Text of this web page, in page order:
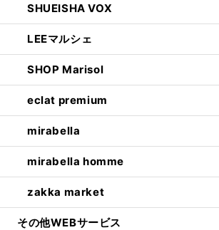
SHUEISHA VOX
LEEマルシェ
SHOP Marisol
eclat premium
mirabella
mirabella homme
zakka market
その他WEBサービス